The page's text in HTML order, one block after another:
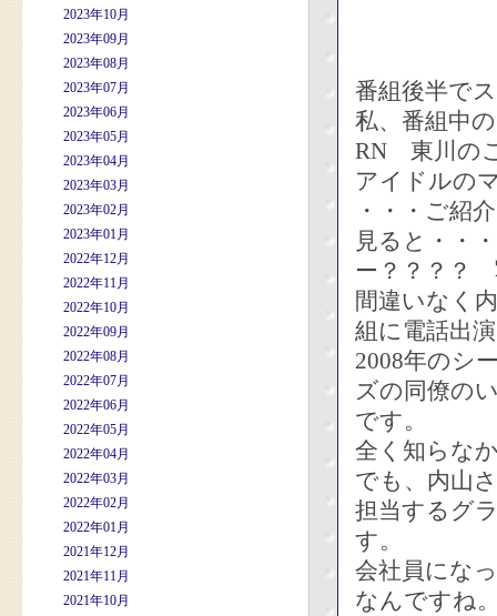
2023年10月
2023年09月
2023年08月
2023年07月
2023年06月
2023年05月
2023年04月
2023年03月
2023年02月
2023年01月
2022年12月
2022年11月
2022年10月
2022年09月
2022年08月
2022年07月
2022年06月
2022年05月
2022年04月
2022年03月
2022年02月
2022年01月
2021年12月
2021年11月
2021年10月
番組後半で
私、番組中
RN 東川の
アイドルの
・・・ご紹
見ると・・
ー？？？？
間違いなく
組に電話出
2008年のシ
ズの同僚の
です。
全く知らな
でも、内山
担当するグ
す。
会社員にな
なんですね